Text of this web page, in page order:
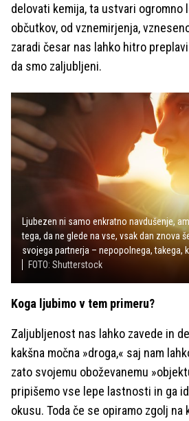
delovati kemija, ta ustvari ogromno
občutkov, od vznemirjenja,
zaradi česar nas lahko hitro
da smo zaljubljeni.
Ljubezen ni samo enkratno navdušenje,
tega, da ne glede na vse, vsak dan znova
svojega partnerja – nepopolnega, takega,
FOTO: Shutterstock
Koga ljubimo v tem primeru?
Zaljubljenost nas lahko zavede in
kakšna močna »droga,« saj nam
zato svojemu oboževanemu
pripišemo vse lepe lastnosti in ga
okusu. Toda če se opiramo zgolj na